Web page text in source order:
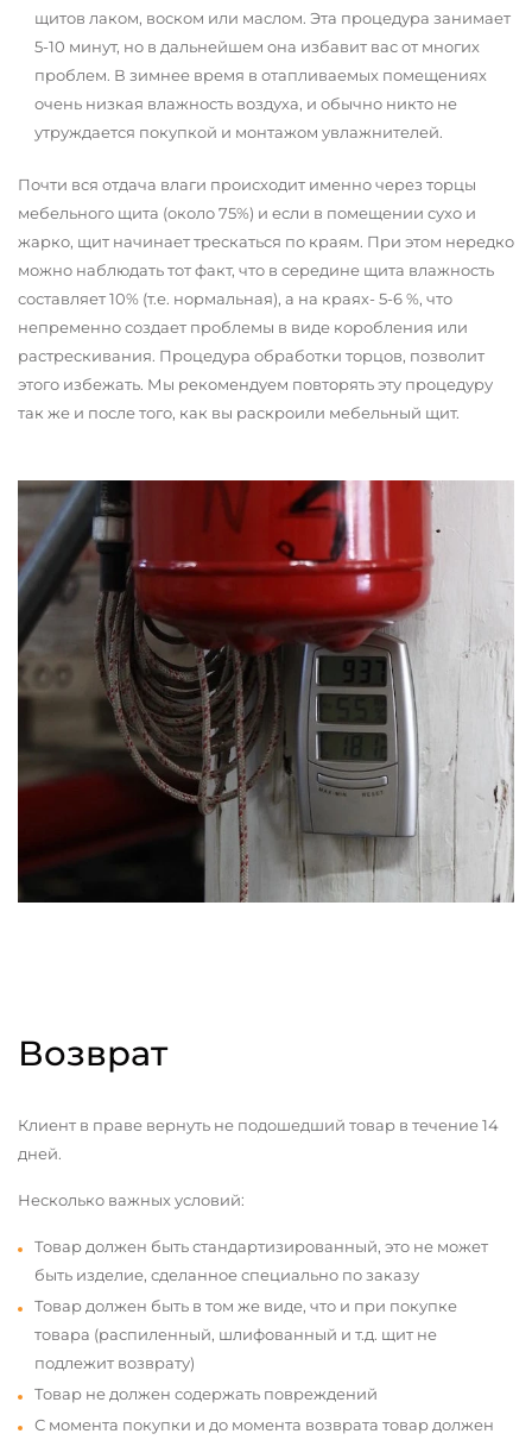
щитов лаком, воском или маслом. Эта процедура занимает
5-10 минут, но в дальнейшем она избавит вас от многих
проблем. В зимнее время в отапливаемых помещениях
очень низкая влажность воздуха, и обычно никто не
утруждается покупкой и монтажом увлажнителей.
Почти вся отдача влаги происходит именно через торцы
мебельного щита (около 75%) и если в помещении сухо и
жарко, щит начинает трескаться по краям. При этом нередко
можно наблюдать тот факт, что в середине щита влажность
составляет 10% (т.е. нормальная), а на краях- 5-6 %, что
непременно создает проблемы в виде коробления или
растрескивания. Процедура обработки торцов, позволит
этого избежать. Мы рекомендуем повторять эту процедуру
так же и после того, как вы раскроили мебельный щит.
Возврат
Клиент в праве вернуть не подошедший товар в течение 14
дней.
Несколько важных условий:
Товар должен быть стандартизированный, это не может
быть изделие, сделанное специально по заказу
Товар должен быть в том же виде, что и при покупке
товара (распиленный, шлифованный и т.д. щит не
подлежит возврату)
Товар не должен содержать повреждений
С момента покупки и до момента возврата товар должен